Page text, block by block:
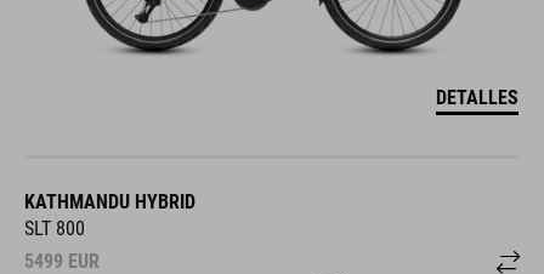
DETALLES
KATHMANDU HYBRID
SLT 800
5499 EUR